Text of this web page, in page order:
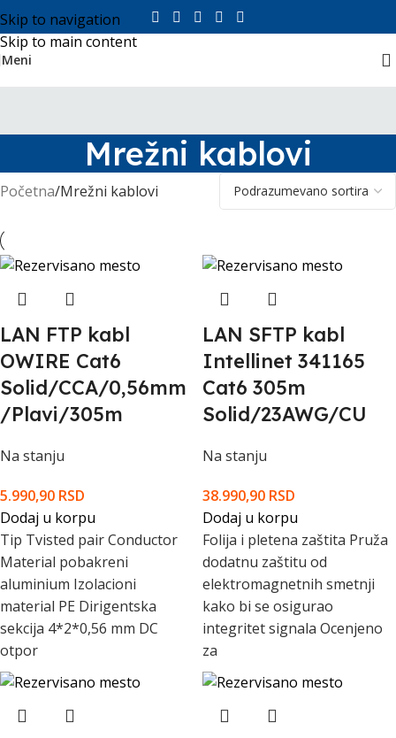
Skip to navigation
Skip to main content
Meni
Mrežni kablovi
Početna Mrežni kablovi
LAN FTP kabl
OWIRE Cat6
Solid/CCA/0,56mm
/Plavi/305m
Na stanju
5.990,90 RSD
Dodaj u korpu
Tip Tvisted pair Conductor
Material pobakreni
aluminium Izolacioni
material PE Dirigentska
sekcija 4*2*0,56 mm DC
otpor
LAN SFTP kabl
Intellinet 341165
Cat6 305m
Solid/23AWG/CU
Na stanju
38.990,90 RSD
Dodaj u korpu
Folija i pletena zaštita Pruža
dodatnu zaštitu od
elektromagnetnih smetnji
kako bi se osigurao
integritet signala Ocenjeno
za